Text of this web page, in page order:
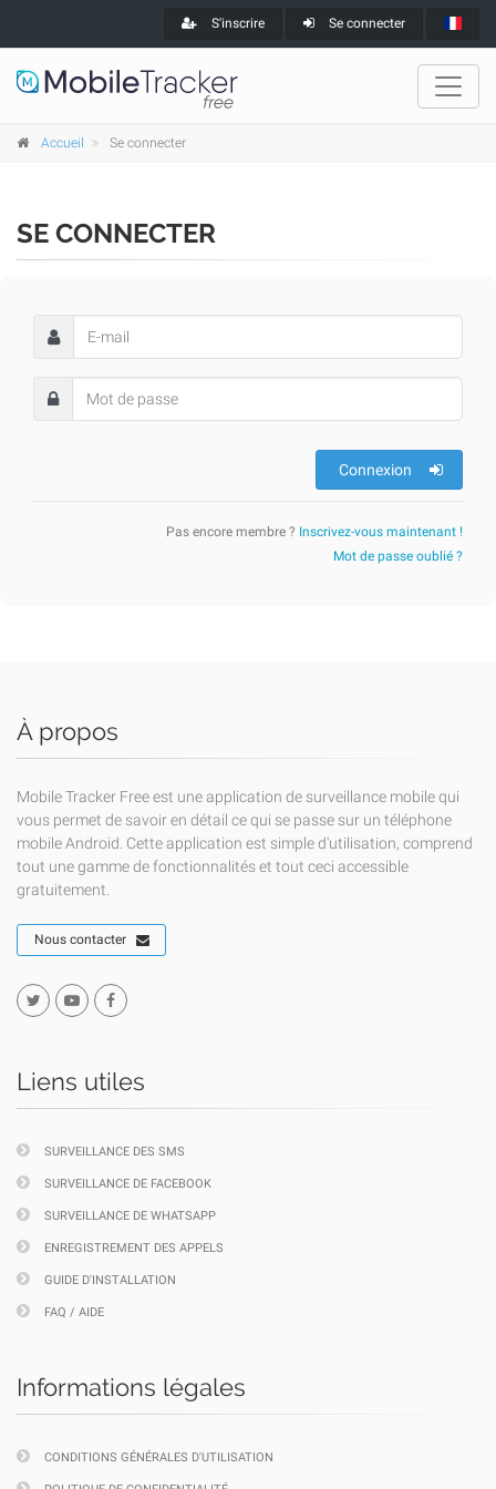
S'inscrire Se connecter
Accueil Se connecter
SE CONNECTER
Connexion
Pas encore membre ? Inscrivez-vous maintenant !
Mot de passe oublié ?
À propos
Mobile Tracker Free est une application de surveillance mobile qui
vous permet de savoir en détail ce qui se passe sur un téléphone
mobile Android. Cette application est simple d'utilisation, comprend
tout une gamme de fonctionnalités et tout ceci accessible
gratuitement.
Nous contacter
Liens utiles
SURVEILLANCE DES SMS
SURVEILLANCE DE FACEBOOK
SURVEILLANCE DE WHATSAPP
ENREGISTREMENT DES APPELS
GUIDE D'INSTALLATION
FAQ / AIDE
Informations légales
CONDITIONS GÉNÉRALES D'UTILISATION